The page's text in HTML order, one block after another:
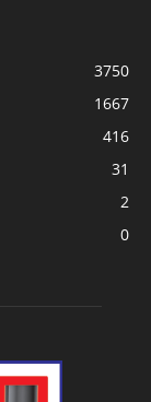
3750
1667
416
31
2
0